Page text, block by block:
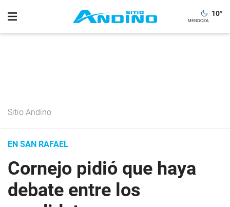
10°
Sitio Andino
EN SAN RAFAEL
Cornejo pidió que haya
debate entre los